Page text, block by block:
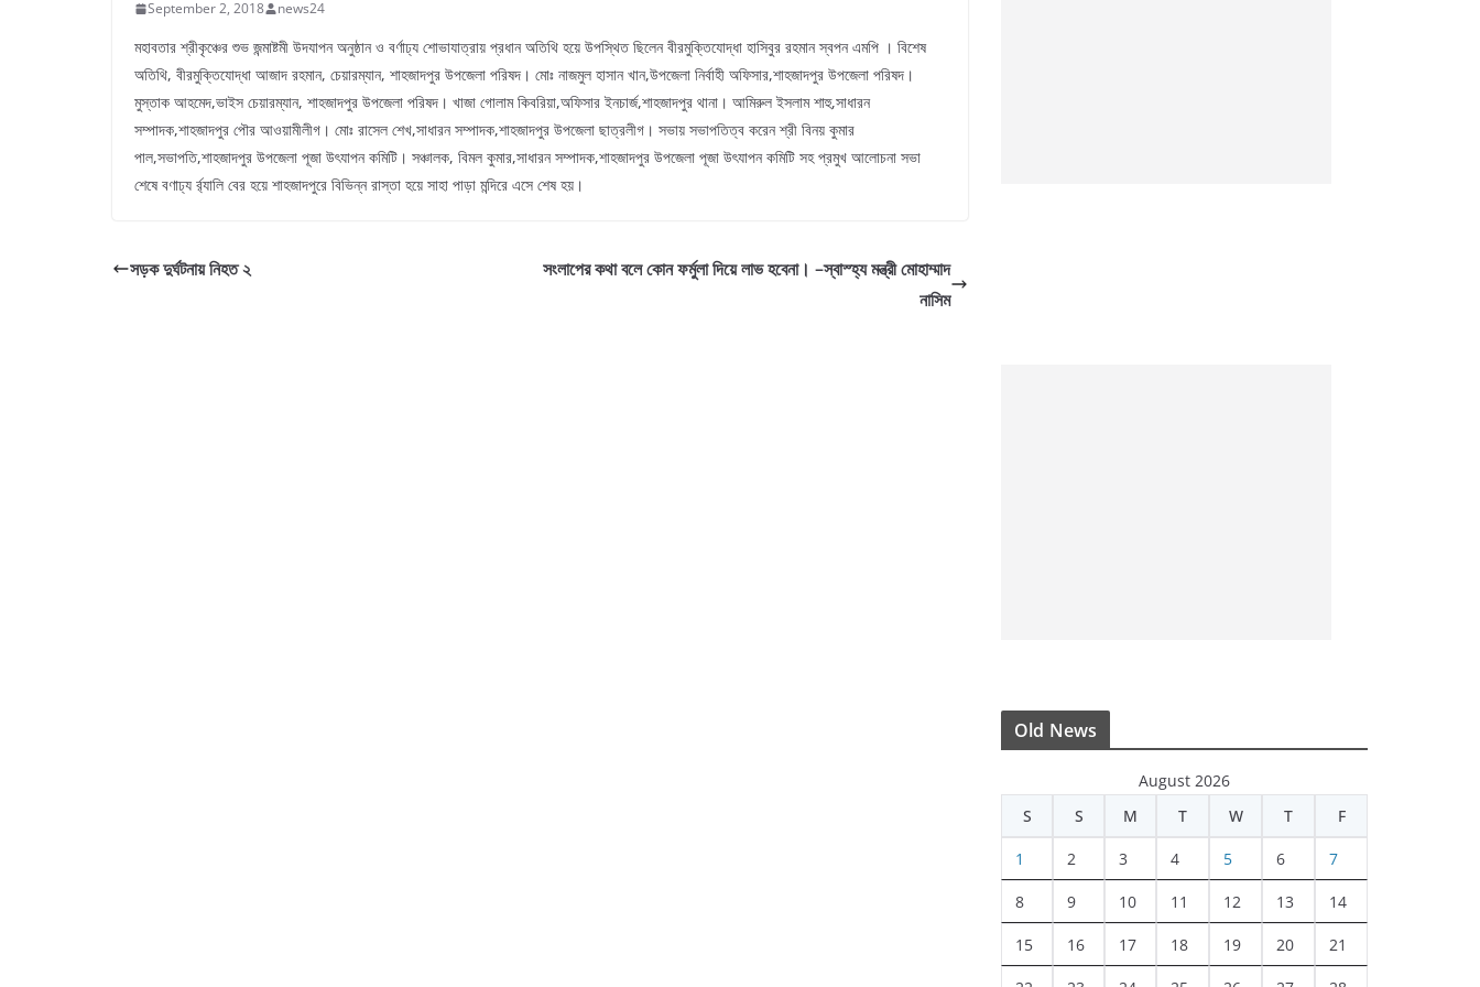
September 2, 2018 news24
মহাবতার শ্রীকৃঞ্চের শুভ জন্মাষ্টমী উদযাপন অনুষ্ঠান ও বর্ণাঢ্য শোভাযাত্রায় প্রধান অতিথি হয়ে উপস্থিত ছিলেন বীরমুক্তিযোদ্ধা হাসিবুর রহমান স্বপন এমপি । বিশেষ
অতিথি, বীরমুক্তিযোদ্ধা আজাদ রহমান, চেয়ারম্যান, শাহজাদপুর উপজেলা পরিষদ। মোঃ নাজমুল হাসান খান,উপজেলা নির্বাহী অফিসার,শাহজাদপুর উপজেলা পরিষদ।
মুস্তাক আহমেদ,ভাইস চেয়ারম্যান, শাহজাদপুর উপজেলা পরিষদ। খাজা গোলাম কিবরিয়া,অফিসার ইনচার্জ,শাহজাদপুর থানা। আমিরুল ইসলাম শাহু,সাধারন
সম্পাদক,শাহজাদপুর পৌর আওয়ামীলীগ। মোঃ রাসেল শেখ,সাধারন সম্পাদক,শাহজাদপুর উপজেলা ছাত্রলীগ। সভায় সভাপতিত্ব করেন শ্রী বিনয় কুমার
পাল,সভাপতি,শাহজাদপুর উপজেলা পূজা উৎযাপন কমিটি। সঞ্চালক, বিমল কুমার,সাধারন সম্পাদক,শাহজাদপুর উপজেলা পূজা উৎযাপন কমিটি সহ প্রমুখ আলোচনা সভা
শেষে বণাঢ্য র্র্যালি বের হয়ে শাহজাদপুরে বিভিন্ন রাস্তা হয়ে সাহা পাড়া মন্দিরে এসে শেষ হয়।
সড়ক দুর্ঘটনায় নিহত ২
সংলাপের কথা বলে কোন ফর্মুলা দিয়ে লাভ হবেনা। –স্বাস্হ্য মন্ত্রী মোহাম্মাদ
নাসিম
Old News
August 2026
S
S M T W T F
1 2 3 4 5 6 7
8 9 10 11 12 13 14
15 16 17 18 19 20 21